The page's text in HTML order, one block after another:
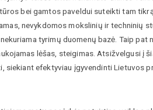
bei gamtos paveldui suteikti tam
nevykdomos mokslinių ir techninių
tyrimų duomenų bazė. Taip
lėšas, steigimas. Atsižvelgusi į
siekiant efektyviau įgyvendinti Lietuvos